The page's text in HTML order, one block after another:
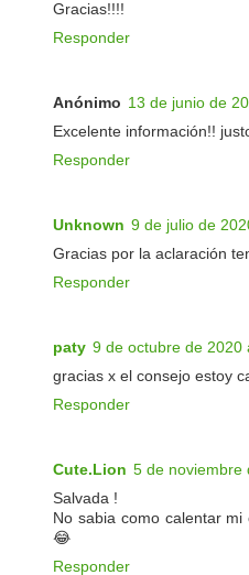
Gracias!!!!
Responder
Anónimo 13 de junio de
Excelente información!!
Responder
Unknown 9 de julio de
Gracias por la aclaración
Responder
paty 9 de octubre de 2020
gracias x el consejo estoy
Responder
Cute.Lion 5 de noviembre
Salvada !
No sabia como calentar
😂
Responder